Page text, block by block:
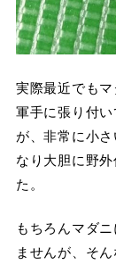
実際最近でも
軍手に張り付
が、非常に小
なり大胆に野
た。
もちろんマダ
ませんが、そ